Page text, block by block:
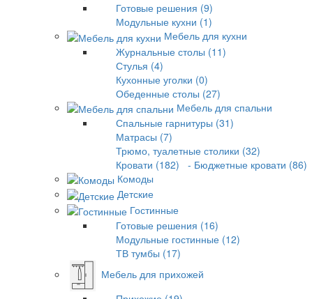
Готовые решения (9)
Модульные кухни (1)
Мебель для кухни
Журнальные столы (11)
Стулья (4)
Кухонные уголки (0)
Обеденные столы (27)
Мебель для спальни
Спальные гарнитуры (31)
Матрасы (7)
Трюмо, туалетные столики (32)
Кровати (182)
- Бюджетные кровати (86)
Комоды
Детские
Гостинные
Готовые решения (16)
Модульные гостинные (12)
ТВ тумбы (17)
Мебель для прихожей